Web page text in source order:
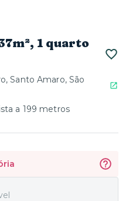
1 quarto
Santo Amaro, São
a 199 metros